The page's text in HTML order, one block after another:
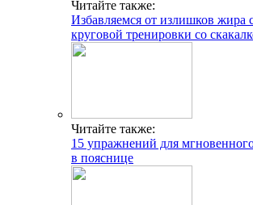
Читайте также:
Избавляемся от излишков
круговой тренировки со
Читайте также:
15 упражнений для
в пояснице